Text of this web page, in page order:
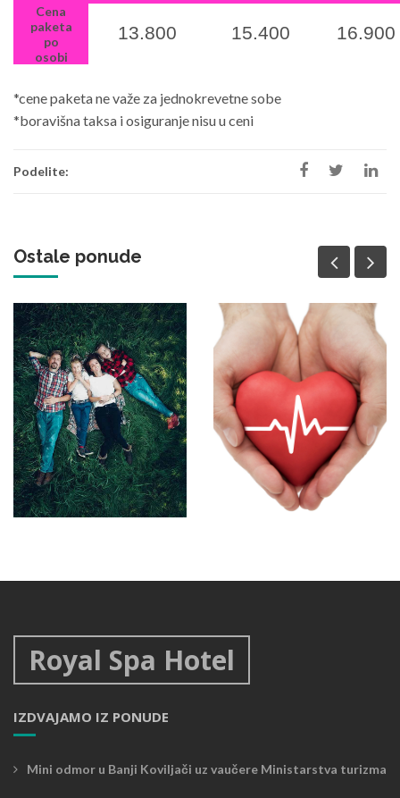
Cena
paketa
po
osobi
13.800 15.400 16.900
*cene paketa ne važe za jednokrevetne sobe
*boravišna taksa i osiguranje nisu u ceni
Podelite:
Ostale ponude
Royal Spa Hotel
IZDVAJAMO IZ PONUDE
Mini odmor u Banji Koviljači uz vaučere Ministarstva turizma